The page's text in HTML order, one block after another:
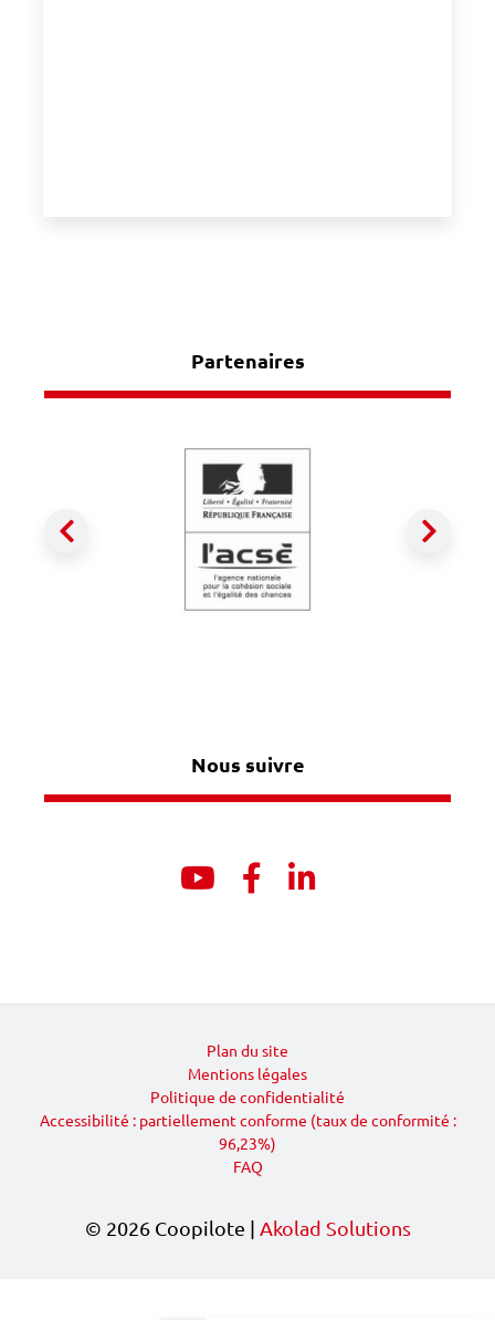
Partenaires
Précédent
Nous suivre
YoutubeFacebook
Linkedin
Plan du site
Mentions légales
Politique de confidentialité
Accessibilité : partiellement conforme (taux de conformité :
96,23%)
FAQ
© 2026 Coopilote | Akolad Solutions